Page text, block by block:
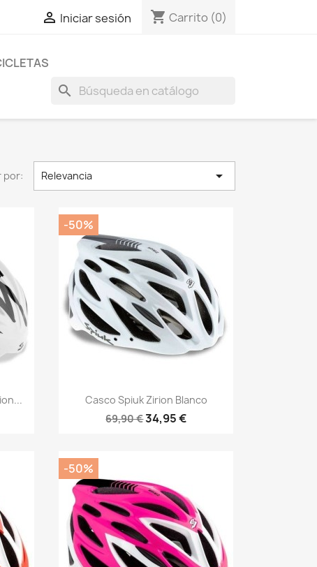
 Iniciar sesión shopping_cart Carrito (0)
search
por: Relevancia 
Vista rápida
Casco Spiuk Zirion Blanco
69,90 €34,95 €
-50%
-50%